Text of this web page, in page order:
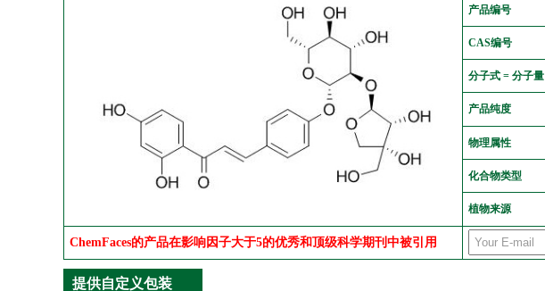
产品编号
CAS编号
分子式 = 分子量
产品纯度
物理属性
化合物类型
植物来源
ChemFaces的产品在影响因子大于5的优秀和顶级科学期刊中被引用
提供自定义包装